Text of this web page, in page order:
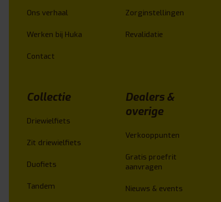
Ons verhaal
Werken bij Huka
Contact
Zorginstellingen
Revalidatie
Collectie
Driewielfiets
Zit driewielfiets
Duofiets
Tandem
Dealers &
overige
Verkooppunten
Gratis proefrit
aanvragen
Nieuws & events